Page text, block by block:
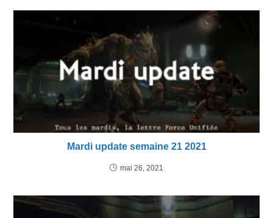
Mardi update semaine 21 2021
mai 26, 2021